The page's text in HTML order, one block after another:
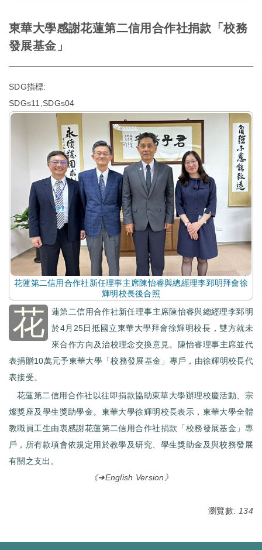
東華大學感謝花蓮第二信用合作社捐款「校務
發展基金」
SDG指標:
SDGs11,SDGs04
花蓮第二信用合作社新任理事主席陳怡睿與總經理李郅明拜會徐
輝明校長後合照
花
蓮第二信用合作社新任理事主席陳怡睿與總經理李郅明
於4月25日抵國立東華大學拜會徐輝明校長，雙方就未
來合作方向及治校理念交換意見。陳怡睿理事主席並代
表捐贈10萬元予東華大學「校務發展基金」專戶，由徐輝明校長代
表接受。
花蓮第二信用合作社以往即捐款協助東華大學辦理校慶活動、宗
燦獎座及學生獎助學金。東華大學徐輝明校長表示，東華大學全體
教職員工生由衷感謝花蓮第二信用合作社捐款「校務發展基金」專
戶，所有款項會依規定用於教學及研究、學生獎助金及與校務發展
有關之支出。
《➜English Version》
瀏覽數: 134